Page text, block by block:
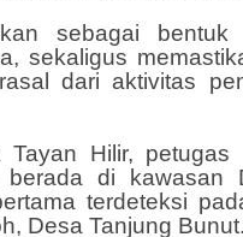
sebagai
sekaligus
dari aktivitas
Hilir, petugas
berada di kawasan
terdeteksi
Desa Tanjung